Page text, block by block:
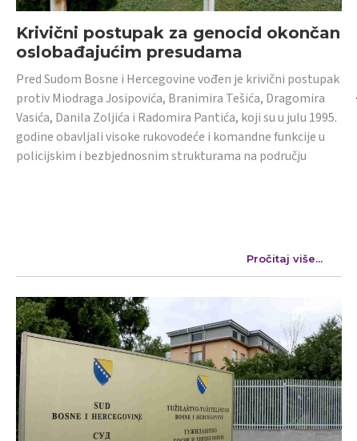
Krivični postupak za genocid okončan
oslobađajućim presudama
Pred Sudom Bosne i Hercegovine vođen je krivični postupak
protiv Miodraga Josipovića, Branimira Tešića, Dragomira
Vasića, Danila Zoljića i Radomira Pantića, koji su u julu 1995.
godine obavljali visoke rukovodeće i komandne funkcije u
policijskim i bezbjednosnim strukturama na području
Pročitaj više...